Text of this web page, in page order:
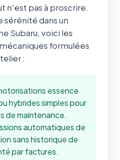
n'est pas à proscrire.
sérénité dans un
Subaru, voici les
formulées
:
essence
hybrides simples pour
de maintenance.
automatiques de
sans historique de
par factures.